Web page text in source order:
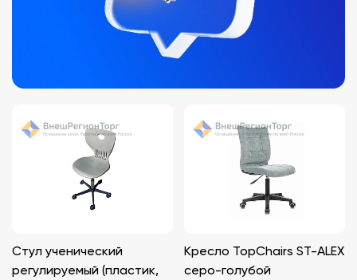
Стул ученический
регулируемый (пластик,
Кресло TopChairs ST-ALEX
серо-голубой